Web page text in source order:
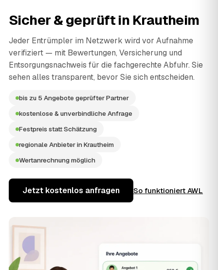
Sicher & geprüft in Krautheim
Jeder Entrümpler im Netzwerk wird vor Aufnahme
verifiziert — mit Bewertungen, Versicherung und
Entsorgungsnachweis für die fachgerechte Abfuhr. Sie
sehen alles transparent, bevor Sie sich entscheiden.
bis zu 5 Angebote geprüfter Partner
kostenlose & unverbindliche Anfrage
Festpreis statt Schätzung
regionale Anbieter in Krautheim
Wertanrechnung möglich
Jetzt kostenlos anfragen So funktioniert AWL